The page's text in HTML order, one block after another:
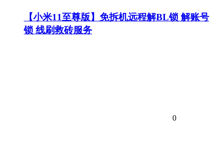
【小米11至尊版】免拆机远程解BL锁 解账号
锁 线刷救砖服务
0